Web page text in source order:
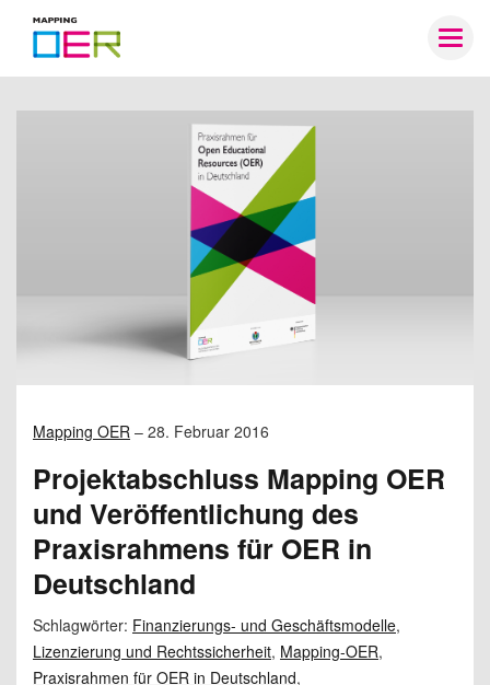
Mapping
OER
Mapping OER – 28. Februar 2016
Projektabschluss Mapping OER
und Veröffentlichung des
Praxisrahmens für OER in
Deutschland
Schlagwörter: Finanzierungs- und Geschäftsmodelle,
Lizenzierung und Rechtssicherheit, Mapping-OER,
Praxisrahmen für OER in Deutschland,